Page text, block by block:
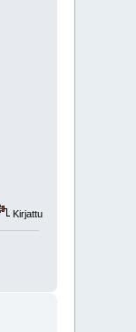
Kirjattu